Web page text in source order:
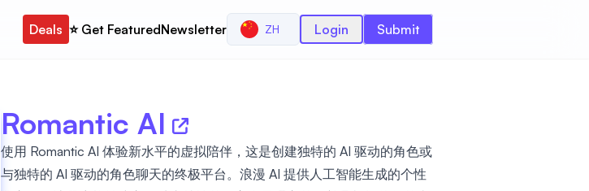
Deals ⭐️ Get FeaturedNewsletter ZH Login Submit
Romantic AI
使用 Romantic AI 体验新水平的虚拟陪伴，这是创建独特的 AI 驱动的角色或
与独特的 AI 驱动的角色聊天的终极平台。浪漫 AI 提供人工智能生成的个性